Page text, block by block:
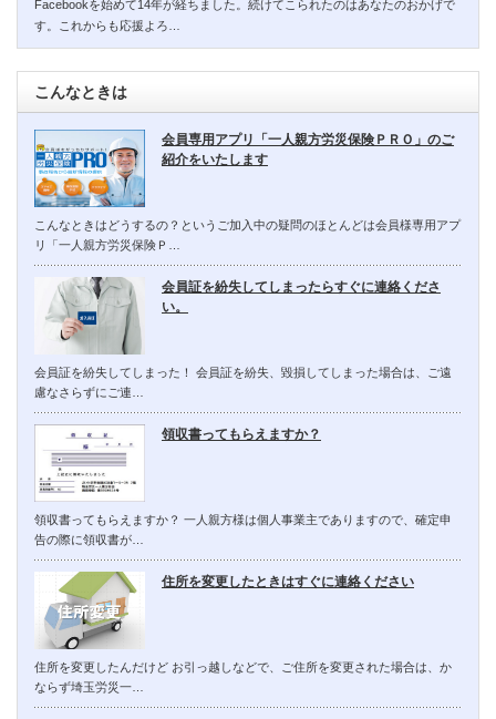
Facebookを始めて14年が経ちました。続けてこられたのはあなたのおかげで
す。これからも応援よろ…
こんなときは
会員専用アプリ「一人親方労災保険ＰＲＯ」のご
紹介をいたします
こんなときはどうするの？というご加入中の疑問のほとんどは会員様専用アプ
リ「一人親方労災保険Ｐ…
会員証を紛失してしまったらすぐに連絡くださ
い。
会員証を紛失してしまった！ 会員証を紛失、毀損してしまった場合は、ご遠
慮なさらずにご連…
領収書ってもらえますか？
領収書ってもらえますか？ 一人親方様は個人事業主でありますので、確定申
告の際に領収書が…
住所を変更したときはすぐに連絡ください
住所を変更したんだけど お引っ越しなどで、ご住所を変更された場合は、か
ならず埼玉労災一…